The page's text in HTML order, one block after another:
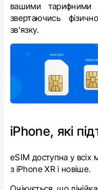
вашими
звертаючись
зв'язку.
iPhone, які
eSIM доступна у всіх
з iPhone XR і новіше.